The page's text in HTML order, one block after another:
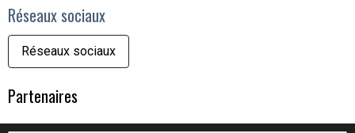
Réseaux sociaux
Réseaux sociaux
Partenaires